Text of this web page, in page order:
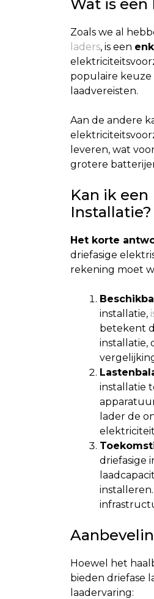
Wat is een
Zoals we al
laders, is een
populaire keuze
laadvereisten.
Aan de andere
leveren, wat
grotere
Kan ik
Installatie?
Het korte
driefasige
rekening moet
installatie,
betekent
installatie,
installatie
lader de
driefasige
Hoewel het
bieden driefase
laadervaring: